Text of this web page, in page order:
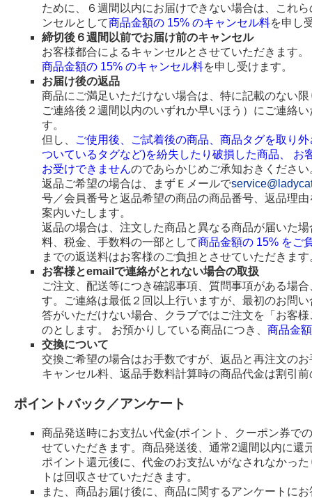
ために、６週間以内にお届けできない場合は、これ
ンセルとして商品金額の 15% のキャンセル料を申し
締切後６週間以前でお届け前のキャンセル
お客様都合によるキャンセルとさせていただきます。
商品金額の 15% のキャンセル料を申し受けます。
お届け後の返品
商品にご満足いただけない場合は、特に記載のない
ご連絡後２週間以内のいずれか早いほう）にご連絡
す。
但し、
ご使用後、ご試着後の商品、商品タグを取り
ついているタグなど)を紛失したり破損した商品、
お受けできませんのであらかじめご承知おきください
返品ご希望の場合は、まずＥメールで
号／会員番号と返品希望の商品の商品番号、返品理
案内いたします。
返品の場合は、注文した商品と異なる商品が届いた
料、税金、手数料の一部として商品金額の 15% をご
までの返送料はお客様のご負担とさせていただきます
お客様とemailで連絡がとれない場合の取扱
ご注文、配送等につき確認事項、質問事項がある場
す。ご連絡は最低２回以上行いますが、最初のお問
答がいただけない場合、クラブではご注文を「お客
のとします。 お預かりしている商品につき、 商品金
交換について
交換ご希望の場合はお手数ですが、返品と再注文の
キャンセル料、返品手数料計算時の商品代金は割引
ポイントバック／アンケート
商品発送時にお支払い代金(ポイント、クーポン券で
せていただきます。商品発送後、通常2週間以内に還
ポイント還元後に、代金のお支払いがなされなかっ
トは回収させていただきます。
また、商品お届け後に、商品に関するアンケートに